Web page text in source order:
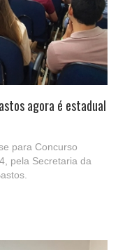
agora é estadual
para Concurso
pela Secretaria da